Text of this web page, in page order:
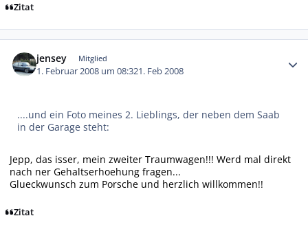
Zitat
jensey Mitglied
1. Februar 2008 um 08:321. Feb 2008
....und ein Foto meines 2. Lieblings, der neben dem Saab
in der Garage steht:
Jepp, das isser, mein zweiter Traumwagen!!! Werd mal direkt
nach ner Gehaltserhoehung fragen...
Glueckwunsch zum Porsche und herzlich willkommen!!
Zitat